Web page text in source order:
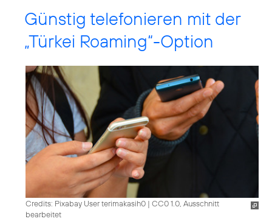
Günstig telefonieren mit der
„Türkei Roaming“-Option
Credits: Pixabay User terimakasih0 | CC0 1.0, Ausschnitt
bearbeitet